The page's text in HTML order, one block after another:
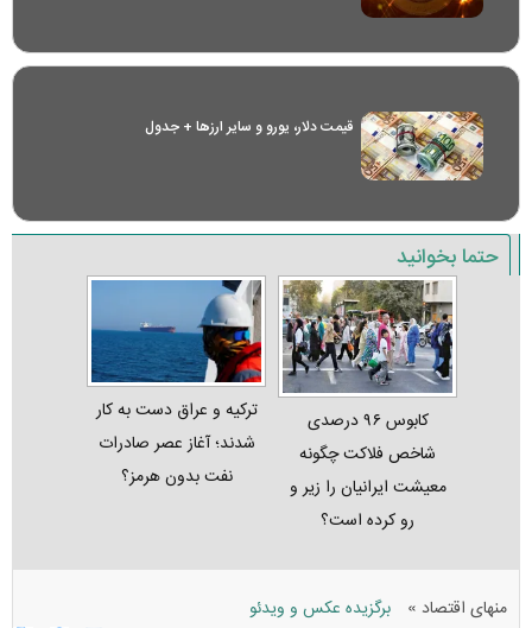
قیمت دلار، یورو و سایر ارز‌ها + جدول
حتما بخوانید
کابوس ۹۶ درصدی
شاخص فلاکت چگونه
معیشت ایرانیان را زیر و
رو کرده است؟
ترکیه و عراق دست به کار
شدند؛ آغاز عصر صادرات
نفت بدون هرمز؟
منهای اقتصاد » برگزیده عکس و ویدئو